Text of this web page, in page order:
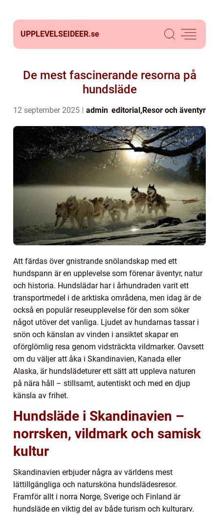
UPPLEVELSEIDEER.se
De mest fascinerande resorna på
hundsläde
12 september 2025 admin editorial,Resor och äventyr
Att färdas över gnistrande snölandskap med ett
hundspann är en upplevelse som förenar äventyr, natur
och historia. Hundslädar har i århundraden varit ett
transportmedel i de arktiska områdena, men idag är de
också en populär reseupplevelse för den som söker
något utöver det vanliga. Ljudet av hundarnas tassar i
snön och känslan av vinden i ansiktet skapar en
oförglömlig resa genom vidsträckta vildmarker. Oavsett
om du väljer att åka i Skandinavien, Kanada eller
Alaska, är hundslädeturer ett sätt att uppleva naturen
på nära håll – stillsamt, autentiskt och med en djup
känsla av frihet.
Hundsläde i Skandinavien –
norrsken, vildmark och samisk
kultur
Skandinavien erbjuder några av världens mest
lättillgängliga och natursköna hundslädesresor.
Framför allt i norra Norge, Sverige och Finland är
hundsläde en viktig del av både turism och kulturarv.